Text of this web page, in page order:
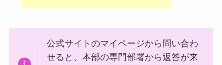
公式サイトのマイページから問い合わ
せると、本部の専門部署から返答が来